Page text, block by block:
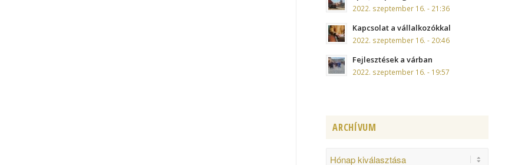
2022. szeptember 16. - 21:36
Kapcsolat a vállalkozókkal
2022. szeptember 16. - 20:46
Fejlesztések a várban
2022. szeptember 16. - 19:57
ARCHÍVUM